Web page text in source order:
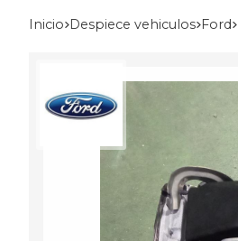
Inicio despiece vehiculos ford